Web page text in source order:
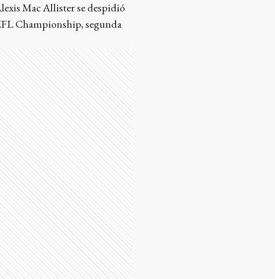
Mac Allister se despidió
Championship, segunda